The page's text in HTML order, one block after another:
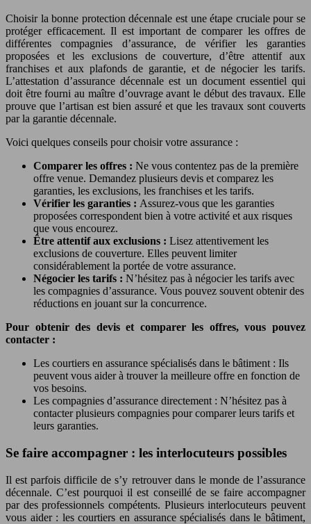
Choisir la bonne protection décennale est une étape cruciale pour se
protéger efficacement. Il est important de comparer les offres de
différentes compagnies d’assurance, de vérifier les garanties
proposées et les exclusions de couverture, d’être attentif aux
franchises et aux plafonds de garantie, et de négocier les tarifs.
L’attestation d’assurance décennale est un document essentiel qui
doit être fourni au maître d’ouvrage avant le début des travaux. Elle
prouve que l’artisan est bien assuré et que les travaux sont couverts
par la garantie décennale.
Voici quelques conseils pour choisir votre assurance :
Comparer les offres : Ne vous contentez pas de la première
offre venue. Demandez plusieurs devis et comparez les
garanties, les exclusions, les franchises et les tarifs.
Vérifier les garanties : Assurez-vous que les garanties
proposées correspondent bien à votre activité et aux risques
que vous encourez.
Être attentif aux exclusions : Lisez attentivement les
exclusions de couverture. Elles peuvent limiter
considérablement la portée de votre assurance.
Négocier les tarifs : N’hésitez pas à négocier les tarifs avec
les compagnies d’assurance. Vous pouvez souvent obtenir des
réductions en jouant sur la concurrence.
Pour obtenir des devis et comparer les offres, vous pouvez
contacter :
Les courtiers en assurance spécialisés dans le bâtiment : Ils
peuvent vous aider à trouver la meilleure offre en fonction de
vos besoins.
Les compagnies d’assurance directement : N’hésitez pas à
contacter plusieurs compagnies pour comparer leurs tarifs et
leurs garanties.
Se faire accompagner : les interlocuteurs possibles
Il est parfois difficile de s’y retrouver dans le monde de l’assurance
décennale. C’est pourquoi il est conseillé de se faire accompagner
par des professionnels compétents. Plusieurs interlocuteurs peuvent
vous aider : les courtiers en assurance spécialisés dans le bâtiment,